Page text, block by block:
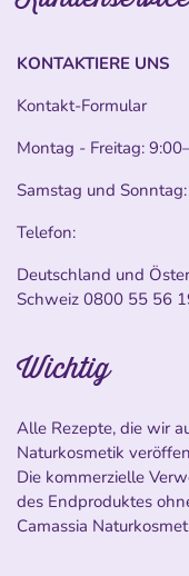
KONTAKTIERE UNS
Kontakt-Formular
Montag - Freitag:
Samstag und
Telefon:
Deutschland und
Schweiz 0800 55 56
Wichtig
Alle Rezepte, die wir
Naturkosmetik
Die kommerzielle
des Endproduktes
Camassia